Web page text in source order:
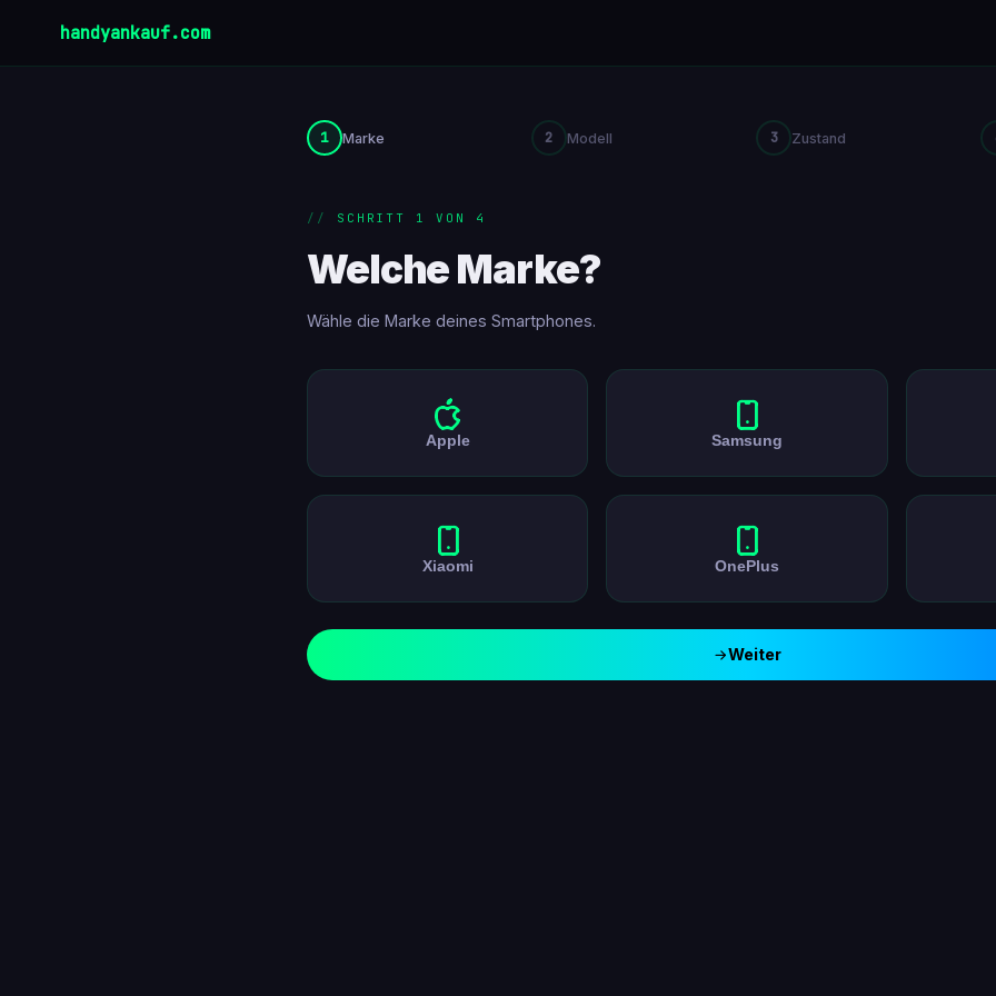
handyankauf.com
1 Marke 2 Modell 3 Zustand
SCHRITT 1 VON 4
Welche Marke?
Wähle die Marke deines Smartphones.
Apple Samsung
Xiaomi OnePlus
Weiter